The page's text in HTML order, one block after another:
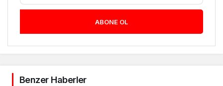
ABONE OL
Benzer Haberler